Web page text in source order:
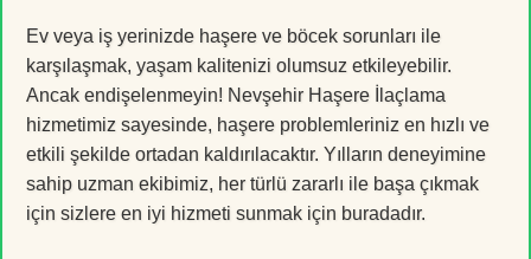
Ev veya iş yerinizde haşere ve böcek sorunları ile
karşılaşmak, yaşam kalitenizi olumsuz etkileyebilir.
Ancak endişelenmeyin! Nevşehir Haşere İlaçlama
hizmetimiz sayesinde, haşere problemleriniz en hızlı ve
etkili şekilde ortadan kaldırılacaktır. Yılların deneyimine
sahip uzman ekibimiz, her türlü zararlı ile başa çıkmak
için sizlere en iyi hizmeti sunmak için buradadır.